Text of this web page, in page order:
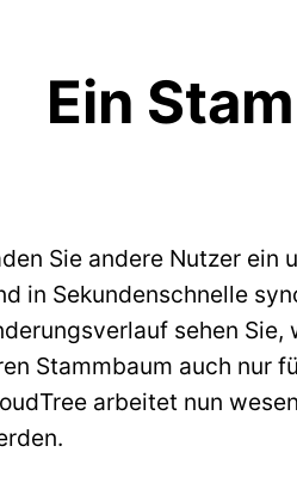
Ein
Sie andere Nutzer ein
in Sekundenschnelle
sehen
Stammbaum auch nur
arbeitet nun